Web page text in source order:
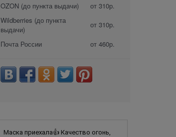
OZON (до пункта выдачи)
от 310р.
Wildberries (до пункта
выдачи)
от 310р.
Почта России от 460р.
Маска приехала👍 Качество огонь,